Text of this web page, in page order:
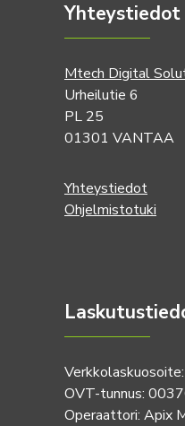
Yhteystiedot
Mtech Digital
Urheilutie 6
PL 25
01301 VANTAA
Yhteystiedot
Ohjelmistotuki
OVT-tunnus:
Operaattori: Apix